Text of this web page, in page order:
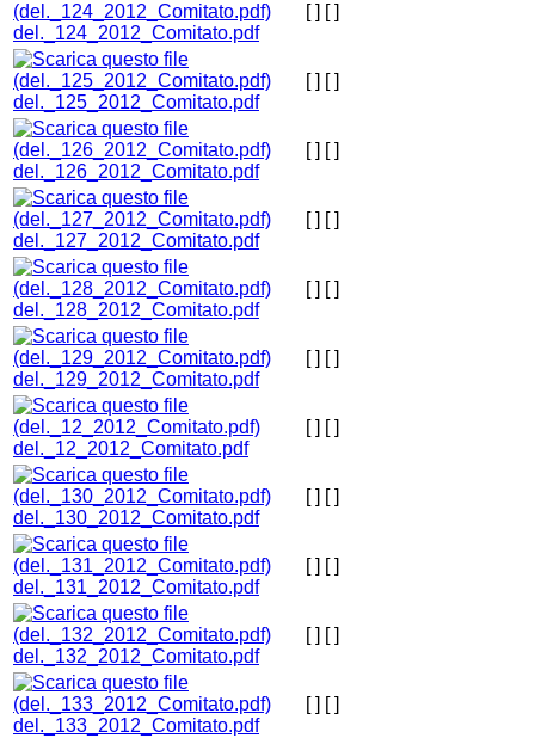
del._124_2012_Comitato.pdf
[ ] [ ]
del._125_2012_Comitato.pdf
[ ] [ ]
del._126_2012_Comitato.pdf
[ ] [ ]
del._127_2012_Comitato.pdf
[ ] [ ]
del._128_2012_Comitato.pdf
[ ] [ ]
del._129_2012_Comitato.pdf
[ ] [ ]
del._12_2012_Comitato.pdf
[ ] [ ]
del._130_2012_Comitato.pdf
[ ] [ ]
del._131_2012_Comitato.pdf
[ ] [ ]
del._132_2012_Comitato.pdf
[ ] [ ]
del._133_2012_Comitato.pdf
[ ] [ ]